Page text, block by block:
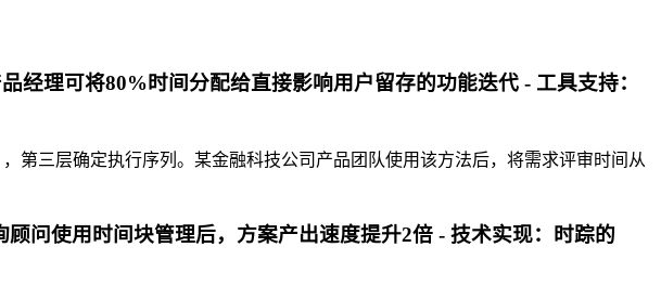
理可将80%时间分配给直接影响用户留存的功能迭代 - 工具支持：
第三层确定执行序列。某金融科技公司产品团队使用该方法后，将需求评审时间从
问使用时间块管理后，方案产出速度提升2倍 - 技术实现：时踪的